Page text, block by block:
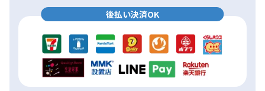
後払い決済OK